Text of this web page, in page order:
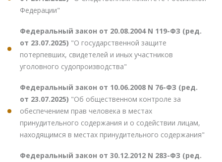
Федерации"
Федеральный закон от 20.08.2004 N 119-ФЗ (ред.
от 23.07.2025) "О государственной защите
потерпевших, свидетелей и иных участников
уголовного судопроизводства"
Федеральный закон от 10.06.2008 N 76-ФЗ (ред.
от 23.07.2025) "Об общественном контроле за
обеспечением прав человека в местах
принудительного содержания и о содействии лицам,
находящимся в местах принудительного содержания"
Федеральный закон от 30.12.2012 N 283-ФЗ (ред.